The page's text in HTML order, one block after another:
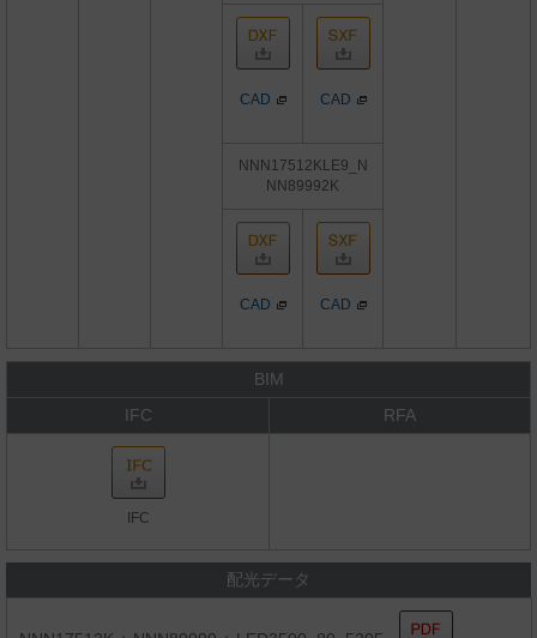
CAD CAD
NNN17512KLE9_N
NN89992K
CAD CAD
BIM
IFC
RFA
IFC
配光データ